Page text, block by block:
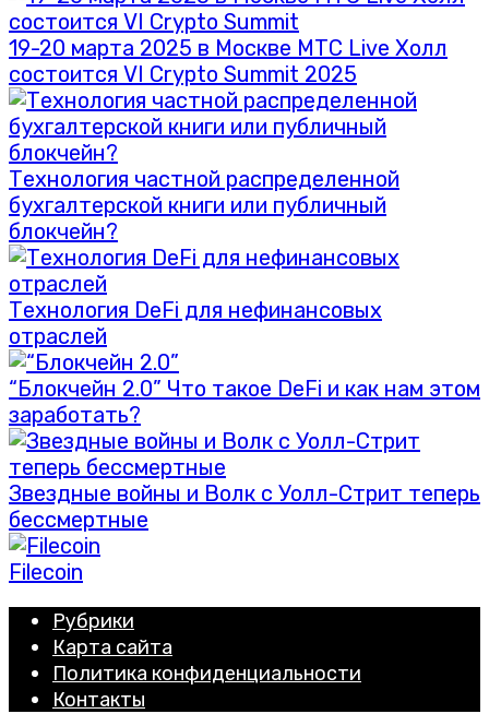
19-20 марта 2025 в Москве МТС Live Холл
состоится VI Crypto Summit 2025
Технология частной распределенной
бухгалтерской книги или публичный
блокчейн?
Технология DeFi для нефинансовых
отраслей
“Блокчейн 2.0” Что такое DeFi и как нам этом
заработать?
Звездные войны и Волк с Уолл-Стрит теперь
бессмертные
Filecoin
Рубрики
Карта сайта
Политика конфиденциальности
Контакты